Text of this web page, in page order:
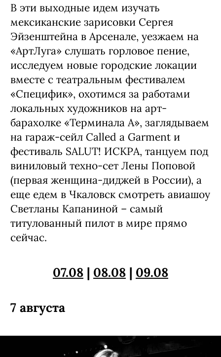
В эти выходные идем изучать
мексиканские зарисовки Сергея
Эйзенштейна в Арсенале, уезжаем на
«АртЛуга» слушать горловое пение,
исследуем новые городские локации
вместе с театральным фестивалем
«Специфик», охотимся за работами
локальных художников на арт-
барахолке «Терминала А», заглядываем
на гараж-сейл Called a Garment и
фестиваль SALUT! ИСКРА, танцуем под
виниловый техно-сет Лены Поповой
(первая женщина-диджей в России), а
еще едем в Чкаловск смотреть авиашоу
Светланы Капаниной – самый
титулованный пилот в мире прямо
сейчас.
07.08 | 08.08 | 09.08
7 августа